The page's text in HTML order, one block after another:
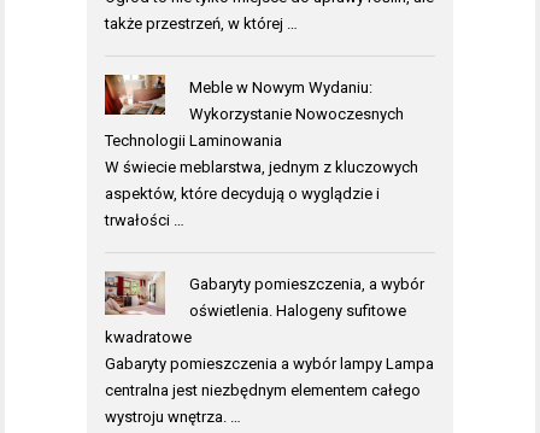
także przestrzeń, w której …
Meble w Nowym Wydaniu:
Wykorzystanie Nowoczesnych
Technologii Laminowania
W świecie meblarstwa, jednym z kluczowych
aspektów, które decydują o wyglądzie i
trwałości …
Gabaryty pomieszczenia, a wybór
oświetlenia. Halogeny sufitowe
kwadratowe
Gabaryty pomieszczenia a wybór lampy Lampa
centralna jest niezbędnym elementem całego
wystroju wnętrza. …